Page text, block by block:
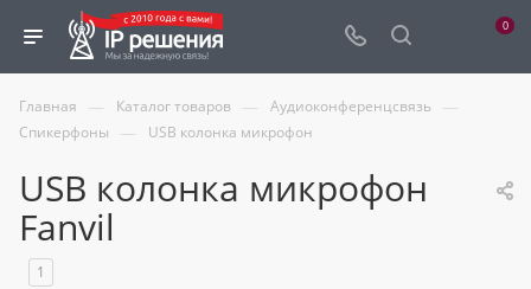
0
Главная — Каталог товаров — Аудиоконференцсвязь —
Спикерфоны — USB колонка микрофон
USB колонка микрофон
Fanvil
1